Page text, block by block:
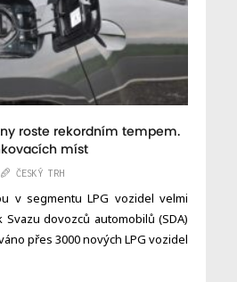
roste rekordním tempem.
míst
ČESKÝ TRH
v segmentu LPG vozidel velmi
dovozců automobilů (SDA)
přes 3000 nových LPG vozidel